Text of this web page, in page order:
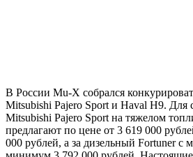
В России Mu-X собрался
Mitsubishi Pajero Sport и Haval H9. Для
Mitsubishi Pajero Sport на тяжелом
предлагают по цене от 3 619 000
000 рублей, а за дизельный Fortuner с